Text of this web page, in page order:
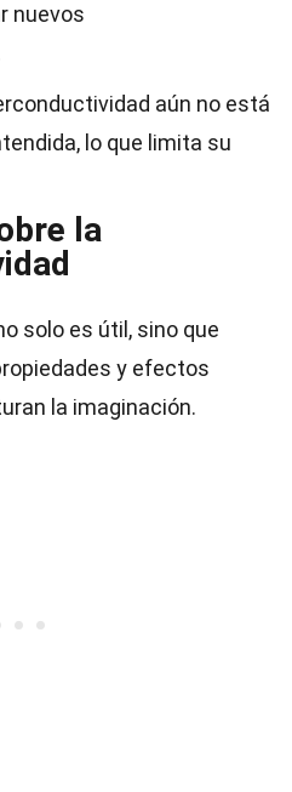
nuevos
aún no está
lo que limita su
la
solo es útil, sino que
y efectos
la imaginación.